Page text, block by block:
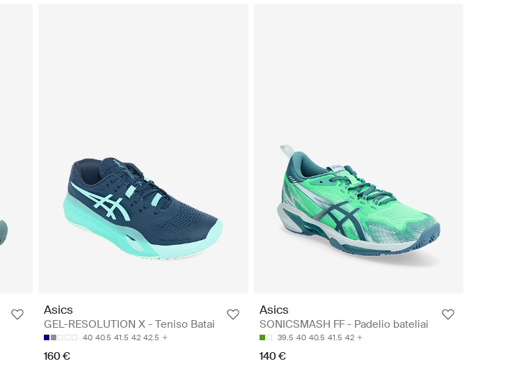
Asics
GEL-RESOLUTION X - Teniso Batai
40 40.5 41.5 42 42.5
160 €
Asics
SONICSMASH FF - Padelio bateliai
39.5 40 40.5 41.5 42
140 €